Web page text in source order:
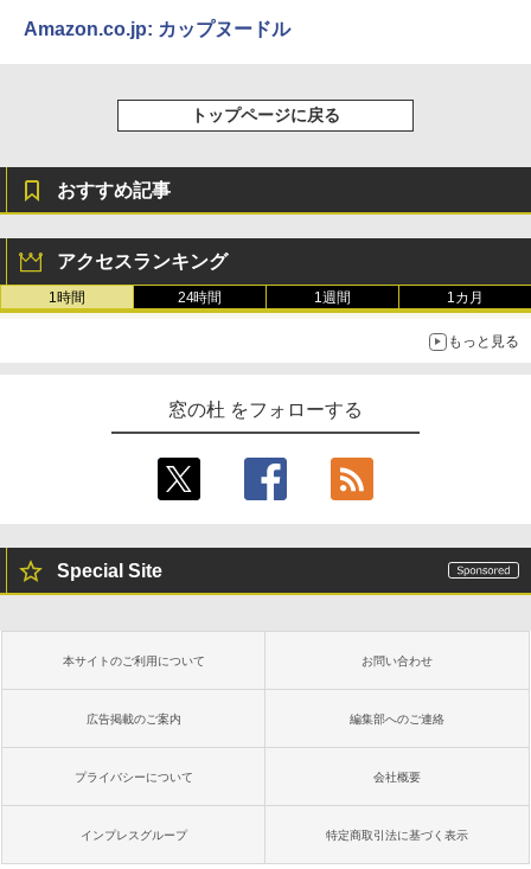
Amazon.co.jp: カップヌードル
トップページに戻る
おすすめ記事
アクセスランキング
1時間 24時間 1週間 1カ月
もっと見る
窓の杜 をフォローする
Special Site
本サイトのご利用について お問い合わせ
広告掲載のご案内 編集部へのご連絡
プライバシーについて 会社概要
インプレスグループ 特定商取引法に基づく表示